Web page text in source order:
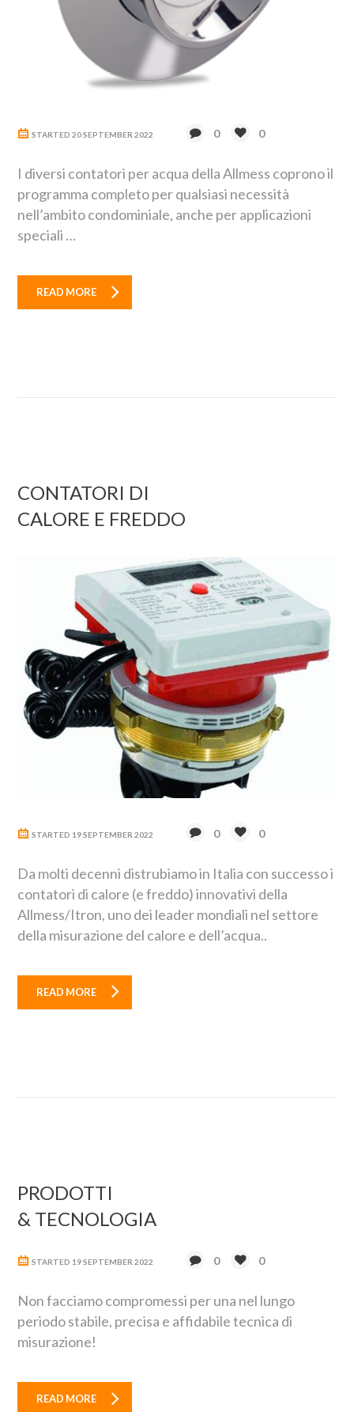
STARTED 20 SEPTEMBER 2022 0 0
I diversi contatori per acqua della Allmess coprono il
programma completo per qualsiasi necessità
nell’ambito condominiale, anche per applicazioni
speciali …
READ MORE
CONTATORI DI
CALORE E FREDDO
STARTED 19 SEPTEMBER 2022 0 0
Da molti decenni distrubiamo in Italia con successo i
contatori di calore (e freddo) innovativi della
Allmess/Itron, uno dei leader mondiali nel settore
della misurazione del calore e dell’acqua..
READ MORE
PRODOTTI
& TECNOLOGIA
STARTED 19 SEPTEMBER 2022 0 0
Non facciamo compromessi per una nel lungo
periodo stabile, precisa e affidabile tecnica di
misurazione!
READ MORE